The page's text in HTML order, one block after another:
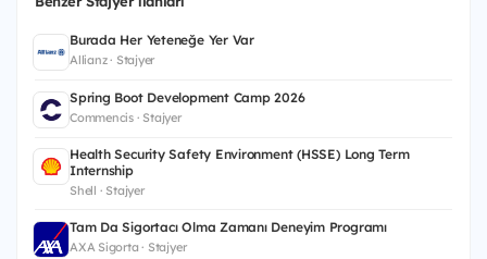
Burada Her Yeteneğe Yer Var
Allianz · Stajyer
Spring Boot Development Camp 2026
Commencis · Stajyer
Health Security Safety Environment (HSSE) Long Term
Internship
Shell · Stajyer
Tam Da Sigortacı Olma Zamanı Deneyim Programı
AXA Sigorta · Stajyer